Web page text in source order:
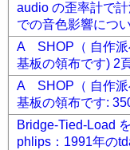
audio の歪率計で
での音色影響につ
A SHOP（ 自作派
基板の領布です) 2
A SHOP（ 自作派
基板の領布です:
Bridge-Tied-Load
phlips：1991年の